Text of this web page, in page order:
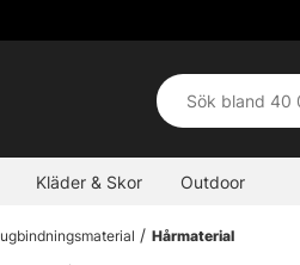
Kläder & Skor Outdoor
Hårmaterial